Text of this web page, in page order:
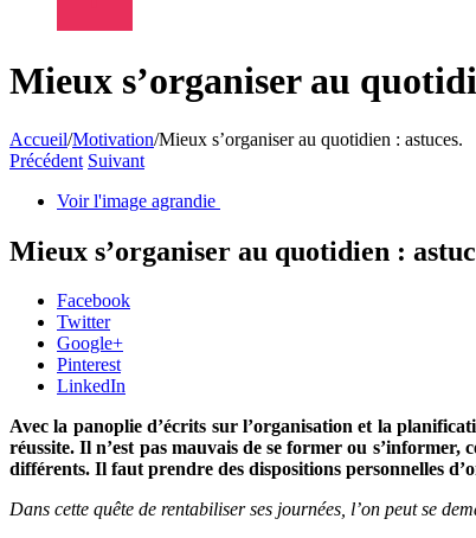
Mieux s’organiser au
Accueil/Motivation/Mieux s’organiser au quotidien : astuces.
Précédent Suivant
Voir l'image agrandie
Mieux s’organiser au quotidien :
Facebook
Twitter
Google+
Pinterest
LinkedIn
Avec la panoplie d’écrits sur l’organisation et la
réussite. Il n’est pas mauvais de se former ou
différents. Il faut prendre des dispositions personnelles
Dans cette quête de rentabiliser ses journées, l’on peut se